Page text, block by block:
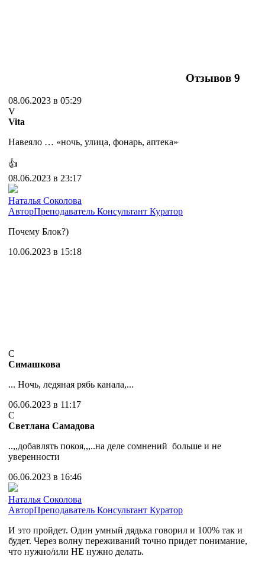
Отзывов 9
08.06.2023 в 05:29
V
Vita
Навеяло … «ночь, улица, фонарь, аптека»
👍
08.06.2023 в 23:17
Наталья Соколова
АвторПреподаватель Консультант Куратор
Почему Блок?)
10.06.2023 в 15:18
С
Симашкова
... Ночь, ледяная рябь канала,...
06.06.2023 в 11:17
С
Светлана Самадова
..,,добавлять покоя,,,..на деле сомнений больше и не
уверенности
06.06.2023 в 16:46
Наталья Соколова
АвторПреподаватель Консультант Куратор
И это пройдет. Один умный дядька говорил и 100% так и
будет. Через волну переживаний точно придет понимание,
что нужно/или НЕ нужно делать.